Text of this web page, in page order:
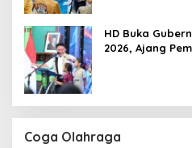
HD Buka
2026, Ajang
Coga Olahraga